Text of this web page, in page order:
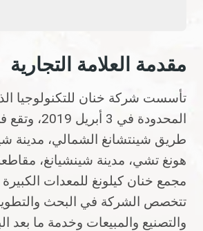
مقدمة العلامة التجارية
تأسست شركة خنان للتكنولوجيا
طريق شينتشانغ الشمالي، مدينة
هونغ تشي، مدينة شينشيانغ،
مجمع خنان كيلونغ للمعدات
تتخصص الشركة في البحث
والتصنيع والمبيعات وخدمة ما بعد